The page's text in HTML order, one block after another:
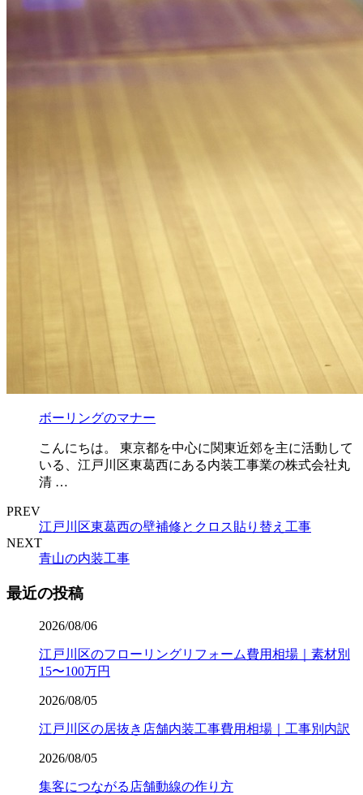
ボーリングのマナー
こんにちは。 東京都を中心に関東近郊を主に活動して
いる、江戸川区東葛西にある内装工事業の株式会社丸
清 …
PREV
江戸川区東葛西の壁補修とクロス貼り替え工事
NEXT
青山の内装工事
最近の投稿
2026/08/06
江戸川区のフローリングリフォーム費用相場｜素材別
15〜100万円
2026/08/05
江戸川区の居抜き店舗内装工事費用相場｜工事別内訳
2026/08/05
集客につながる店舗動線の作り方